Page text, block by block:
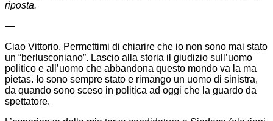
riposta.
—
Ciao Vittorio. Permettimi di chiarire che io non sono mai stato
un “berlusconiano”. Lascio alla storia il giudizio sull’uomo
politico e all’uomo che abbandona questo mondo va la ma
pietas. Io sono sempre stato e rimango un uomo di sinistra,
da quando sono sceso in politica ad oggi che la guardo da
spettatore.